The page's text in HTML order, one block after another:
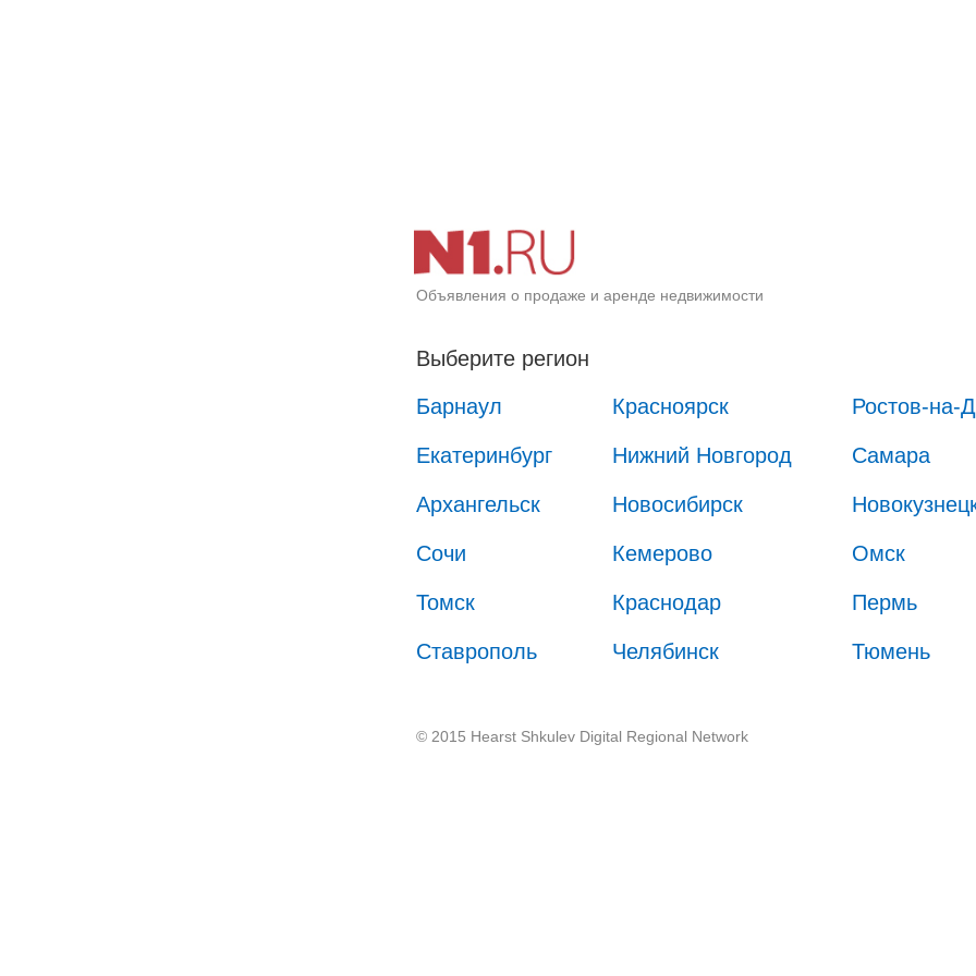
Объявления о продаже и аренде недвижимости
Выберите регион
Барнаул
Красноярск Ростов-на-
Екатеринбург Нижний Новгород Самара
Архангельск Новосибирск
Сочи Кемерово Омск
Томск Краснодар Пермь
Ставрополь Челябинск Тюмень
© 2015 Hearst Shkulev Digital Regional Network